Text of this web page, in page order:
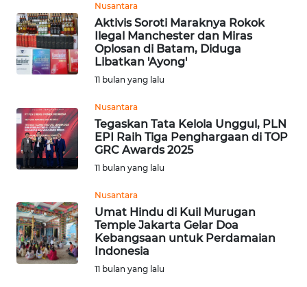
Nusantara
Aktivis Soroti Maraknya Rokok
Ilegal Manchester dan Miras
Oplosan di Batam, Diduga
Libatkan 'Ayong'
11 bulan yang lalu
Nusantara
Tegaskan Tata Kelola Unggul, PLN
EPI Raih Tiga Penghargaan di TOP
GRC Awards 2025
11 bulan yang lalu
Nusantara
Umat Hindu di Kuil Murugan
Temple Jakarta Gelar Doa
Kebangsaan untuk Perdamaian
Indonesia
11 bulan yang lalu
BOROBUDUR
WN
MADURA
SURABAYA
WN
NATUNA
WN
BINTAN
WN